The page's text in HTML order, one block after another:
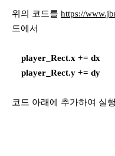
위의 코드를 https://
드에서
player_Rect.x += dx
player_Rect.y += dy
코드 아래에 추가하여 실